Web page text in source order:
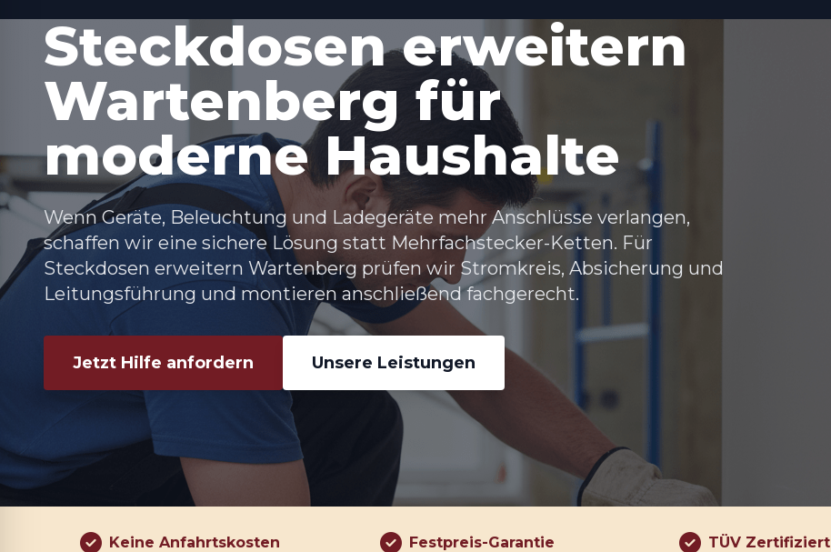
Steckdosen erweitern
Wartenberg für
moderne Haushalte
Wenn Geräte, Beleuchtung und Ladegeräte mehr Anschlüsse verlangen,
schaffen wir eine sichere Lösung statt Mehrfachstecker-Ketten. Für
Steckdosen erweitern Wartenberg prüfen wir Stromkreis, Absicherung und
Leitungsführung und montieren anschließend fachgerecht.
Jetzt Hilfe anfordern Unsere Leistungen
Keine Anfahrtskosten Festpreis-Garantie TÜV Zertifiziert